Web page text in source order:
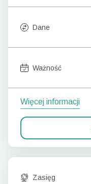
Dane
Ważność
Więcej informacji
Zasięg